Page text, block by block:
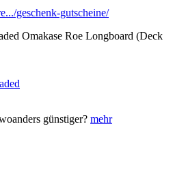
geschenk-gutscheine/
Omakase Roe Longboard (Deck
günstiger? mehr